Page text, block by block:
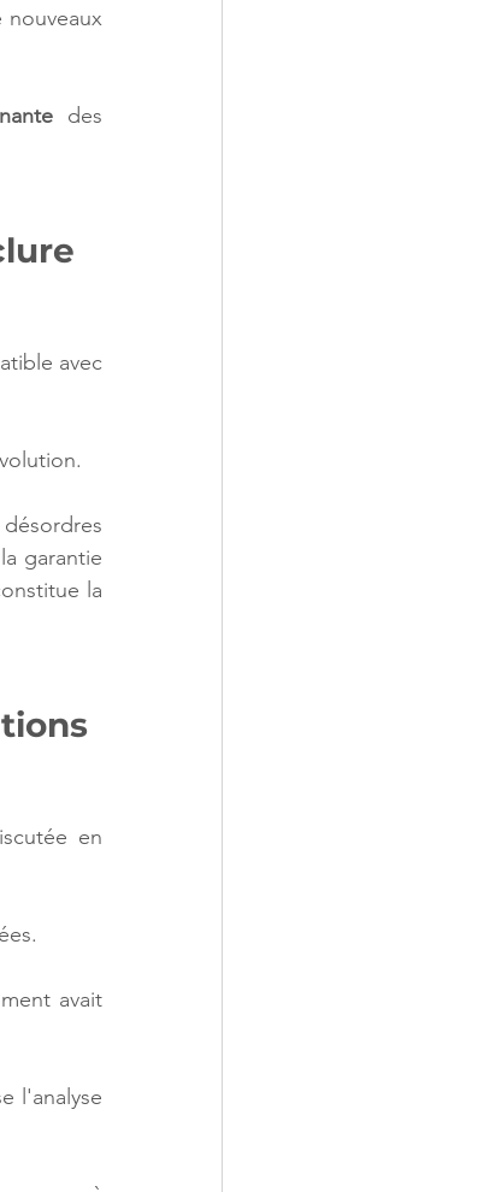
nouveaux
des
avec
garantie
la
en
avait
l'analyse